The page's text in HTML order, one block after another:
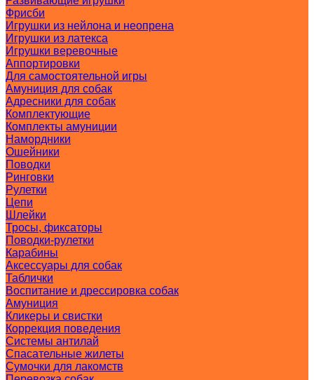
Фрисби
Игрушки из нейлона и неопрена
Игрушки из латекса
Игрушки веревочные
Аппортировки
Для самостоятельной игры
Амуниция для собак
Адресники для собак
Комплектующие
Комплекты амуниции
Намордники
Ошейники
Поводки
Ринговки
Рулетки
Цепи
Шлейки
Тросы, фиксаторы
Поводки-рулетки
Карабины
Аксессуары для собак
Таблички
Воспитание и дрессировка собак
Амуниция
Кликеры и свистки
Коррекция поведения
Системы антилай
Спасательные жилеты
Сумочки для лакомств